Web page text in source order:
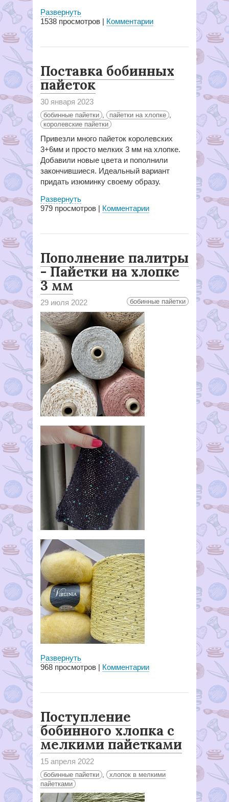
Развернуть
1538 просмотров | Комментарии
Поставка бобинных
пайеток
30 января 2023
бобинные пайетки , пайетки на хлопке ,
королевские пайетки
Привезли много пайеток королевских
3+6мм и просто мелких 3 мм на хлопке.
Добавили новые цвета и пополнили
закончившиеся. Идеальный вариант
придать изюминку своему образу.
Развернуть
979 просмотров | Комментарии
Пополнение палитры
- Пайетки на хлопке
3 мм
29 июля 2022 бобинные пайетки
Развернуть
968 просмотров | Комментарии
Поступление
бобинного хлопка с
мелкими пайетками
15 апреля 2022
бобинные пайетки ,
хлопок в мелкими
пайетками